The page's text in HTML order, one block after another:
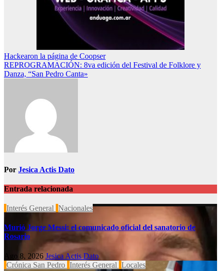
Navegación
de
Hackearon la página de Coopser
REPROGRAMACIÓN: 8va edición del Festival de Folklore y
Danza, “San Pedro Canta»
Por Jesica Actis Dato
Entrada relacionada
Interés General Nacionales
Murió Jorge Messi: el comunicado oficial del sanatorio de
Rosario
Ago 8, 2026 Jesica Actis Dato
Crónica San Pedro Interés General Locales